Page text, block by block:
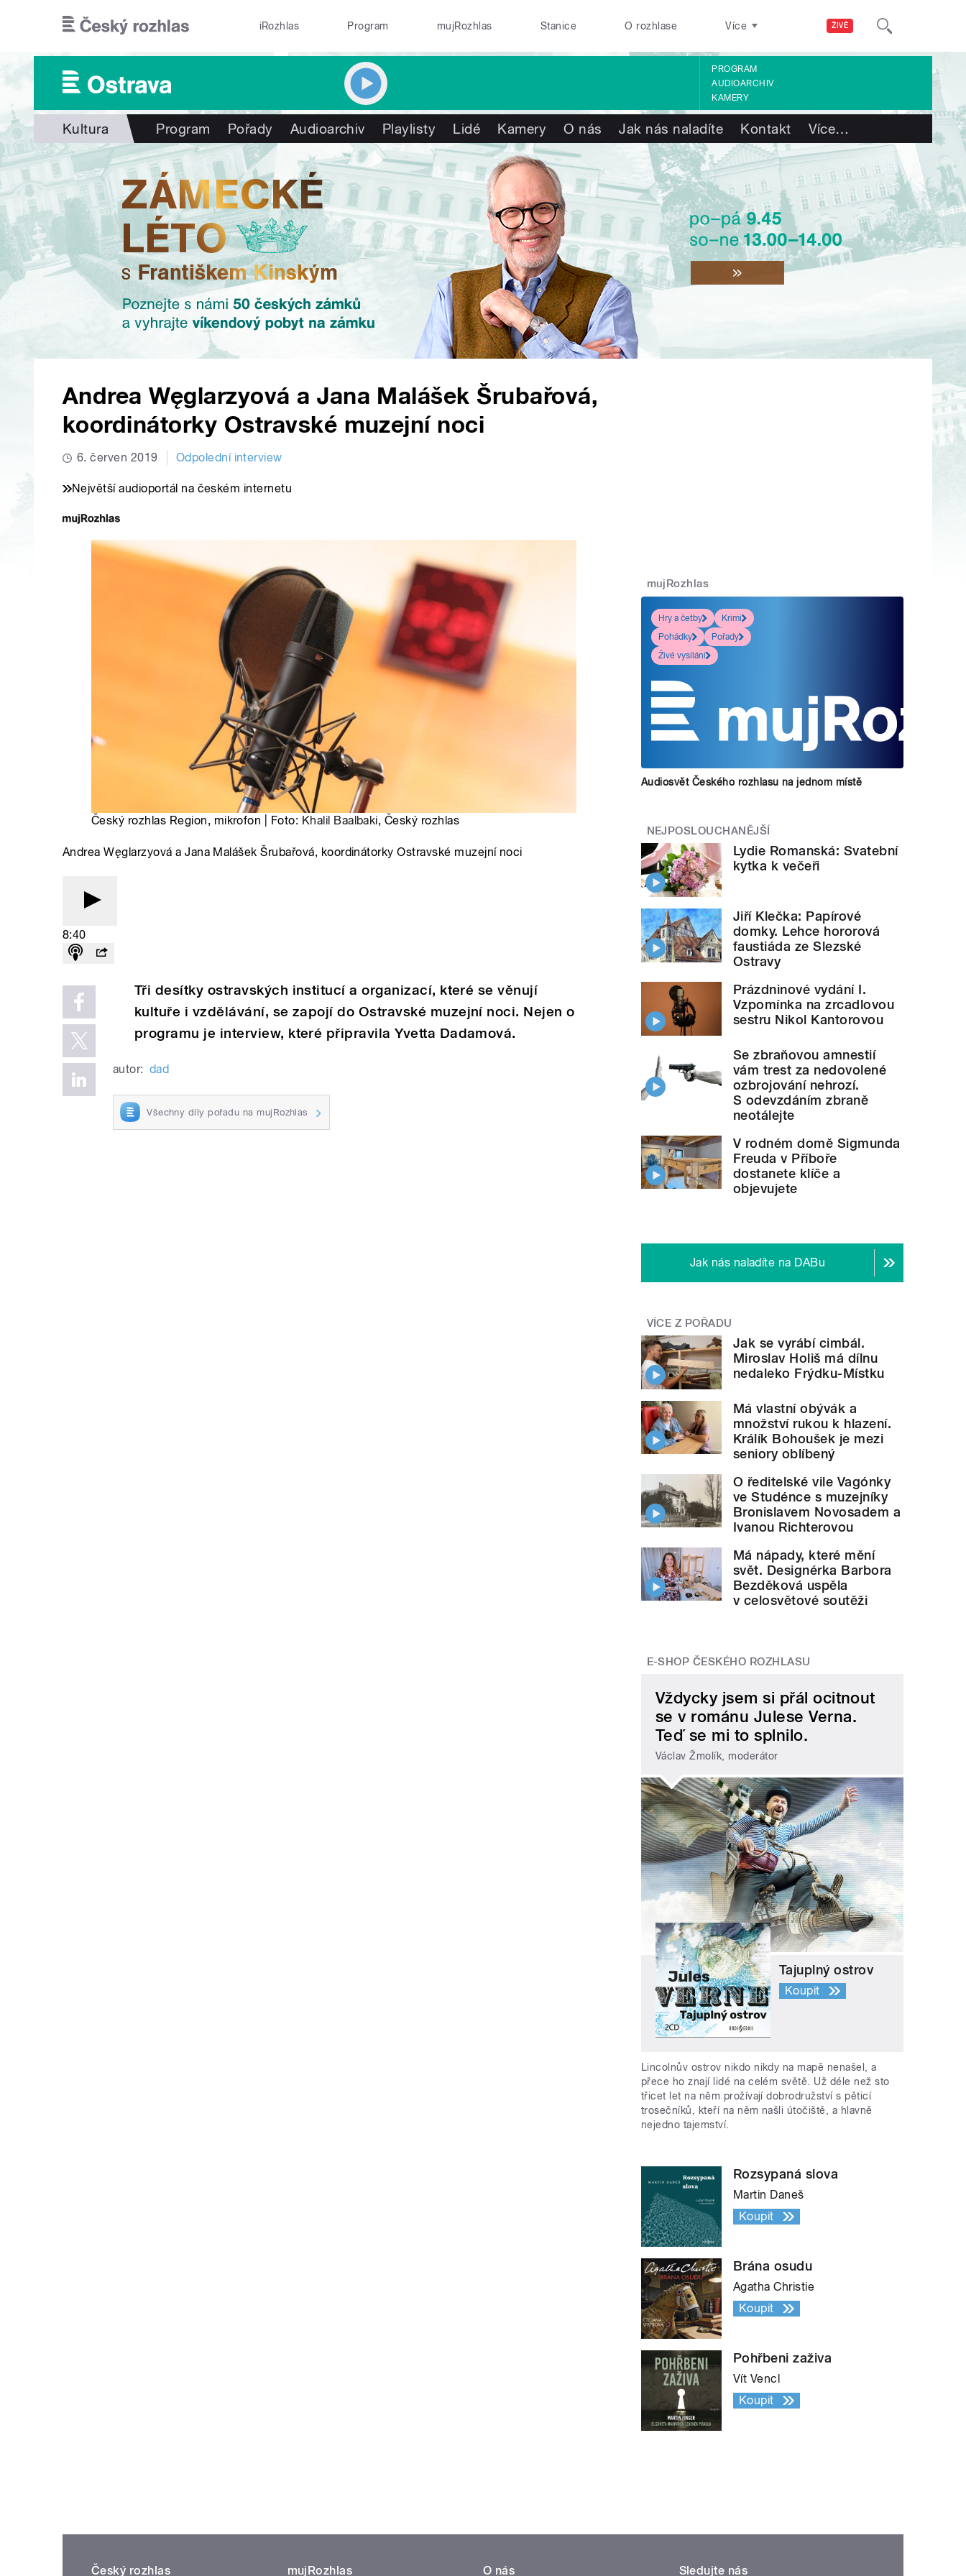
ŽIVĚ
iRozhlas Program mujRozhlas Stanice O rozhlase Více
PROGRAM
AUDIOARCHIV
KAMERY
Kultura Program Pořady Audioarchiv Playlisty Lidé Kamery O nás Jak nás naladíte Kontakt Více…
Andrea Węglarzyová a Jana Malášek Šrubařová,
koordinátorky Ostravské muzejní noci
6. červen 2019 Odpolední interview
Největší audioportál na českém internetu
Český rozhlas Region, mikrofon | Foto: Khalil Baalbaki, Český rozhlas
Andrea Węglarzyová a Jana Malášek Šrubařová, koordinátorky Ostravské muzejní noci
8:40
Tři desítky ostravských institucí a organizací, které se věnují
kultuře i vzdělávání, se zapojí do Ostravské muzejní noci. Nejen o
programu je interview, které připravila Yvetta Dadamová.
autor: dad
Všechny díly pořadu na mujRozhlas
mujRozhlas
Hry a četby
Krimi
Pohádky
Pořady
Živé vysílání
Audiosvět Českého rozhlasu na jednom místě
NEJPOSLOUCHANĚJŠÍ
Lydie Romanská: Svatební
kytka k večeři
Jiří Klečka: Papírové
domky. Lehce hororová
faustiáda ze Slezské
Ostravy
Prázdninové vydání I.
Vzpomínka na zrcadlovou
sestru Nikol Kantorovou
Se zbraňovou amnestií
vám trest za nedovolené
ozbrojování nehrozí.
S odevzdáním zbraně
neotálejte
V rodném domě Sigmunda
Freuda v Příboře
dostanete klíče a
objevujete
Jak nás naladíte na DABu
VÍCE Z POŘADU
Jak se vyrábí cimbál.
Miroslav Holiš má dílnu
nedaleko Frýdku-Místku
Má vlastní obývák a
množství rukou k hlazení.
Králík Bohoušek je mezi
seniory oblíbený
O ředitelské vile Vagónky
ve Studénce s muzejníky
Bronislavem Novosadem a
Ivanou Richterovou
Má nápady, které mění
svět. Designérka Barbora
Bezděková uspěla
v celosvětové soutěži
E-SHOP ČESKÉHO ROZHLASU
Vždycky jsem si přál ocitnout
se v románu Julese Verna.
Teď se mi to splnilo.
Václav Žmolík, moderátor
Tajuplný ostrov
Koupit
Lincolnův ostrov nikdo nikdy na mapě nenašel, a
přece ho znají lidé na celém světě. Už déle než sto
třicet let na něm prožívají dobrodružství s pěticí
trosečníků, kteří na něm našli útočiště, a hlavně
nejedno tajemství.
Rozsypaná slova
Martin Daneš
Koupit
Brána osudu
Agatha Christie
Koupit
Pohřbeni zaživa
Vít Vencl
Koupit
Český rozhlas mujRozhlas O nás Sledujte nás